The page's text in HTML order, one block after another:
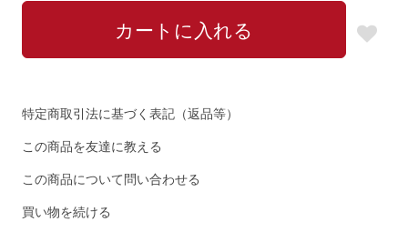
特定商取引法に基づく表記（返品等）
この商品を友達に教える
この商品について問い合わせる
買い物を続ける